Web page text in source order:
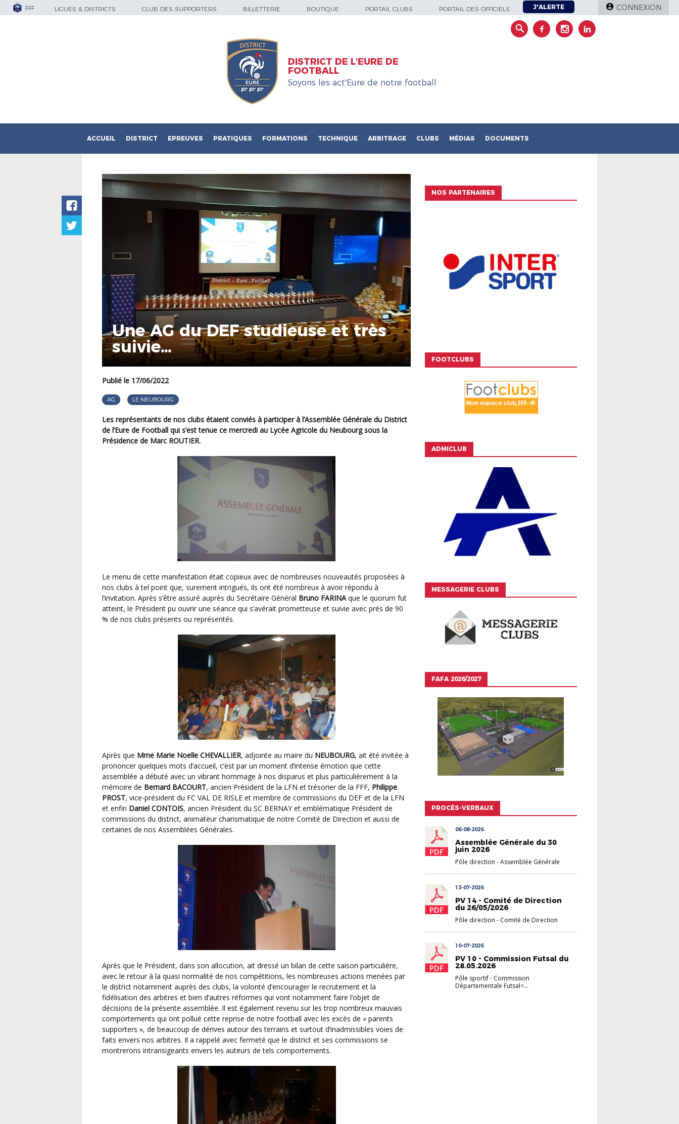
FFF LIGUES & DISTRICTS CLUB DES SUPPORTERS BILLETTERIE BOUTIQUE PORTAIL CLUBS PORTAIL DES OFFICIELS J'ALERTE CONNEXION
DISTRICT DE L'EURE DE
FOOTBALL
Soyons les act'Eure de notre football
ACCUEIL DISTRICT EPREUVES PRATIQUES FORMATIONS TECHNIQUE ARBITRAGE CLUBS MÉDIAS DOCUMENTS
Une AG du DEF studieuse et très
suivie…
Publié le 17/06/2022
AG LE NEUBOURG
Les représentants de nos clubs étaient conviés à participer à l’Assemblée Générale du District
de l’Eure de Football qui s’est tenue ce mercredi au Lycée Agricole du Neubourgsous la
Présidence de Marc ROUTIER.
Le menu de cette manifestation était copieux avec de nombreuses nouveautés proposées à
nos clubs à tel point que, surement intrigués, ils ont été nombreux à avoir répondu à
l’invitation. Après s’être assuré auprès du Secrétaire Général Bruno FARINAque le quorum fut
atteint, le Président pu ouvrir une séance qui s’avérait prometteuse et suivie avec prés de 90
% de nos clubs présents ou représentés.
Après que Mme Marie Noelle CHEVALLIER, adjointe au maire du NEUBOURG, ait été invitée à
prononcer quelques mots d’accueil, c’est par un moment d’intense émotion que cette
assemblée a débuté avec un vibrant hommage à nos disparus et plus particulièrement à la
mémoire de Bernard BACOURT, ancien Président de la LFN et trésorier de la FFF, Philippe
PROST, vice-président du FC VAL DE RISLE et membre de commissions du DEF et de la LFN
et enfin Daniel CONTOIS, ancien Président du SC BERNAY et emblématique Président de
commissions du district, animateur charismatique de notre Comité de Direction et aussi de
certaines de nos Assemblées Générales.
Après que le Président, dans son allocution, ait dressé un bilan de cette saison particulière,
avec le retour à la quasi normalité de nos compétitions, les nombreuses actions menées par
le district notamment auprès des clubs, la volonté d’encourager le recrutement et la
fidélisation des arbitres et bien d’autres réformes qui vont notamment faire l’objet de
décisions de la présente assemblée. Il est également revenu sur les trop nombreux mauvais
comportements qui ont pollué cette reprise de notre football avec les excès de « parents
supporters », de beaucoup de dérives autour des terrains et surtout d’inadmissibles voies de
faits envers nos arbitres. Il a rappelé avec fermeté que le district et ses commissions se
montrerons intransigeants envers les auteurs de tels comportements.
NOS PARTENAIRES
FOOTCLUBS
ADMICLUB
MESSAGERIE CLUBS
FAFA 2026/2027
PROCÈS-VERBAUX
06-08-2026
Assemblée Générale du 30
juin 2026
Pôle direction -Assemblée Générale
13-07-2026
PV 14 - Comité de Direction
du 26/05/2026
Pôle direction - Comité de Direction
10-07-2026
PV 10 - Commission Futsal du
28.05.2026
Pôle sportif- Commission
Départementale Futsal<...